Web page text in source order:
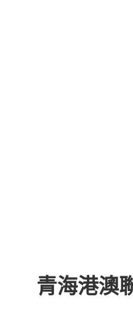
青海港澳